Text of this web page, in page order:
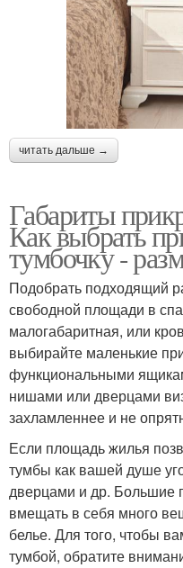
читать дальше →
Габариты
Как выбрать
тумбочку -
Подобрать подходящий
свободной площади в
малогабаритная, или
выбирайте маленькие
функциональными
нишами или дверцами
захламленнее и не
Если площадь жилья
тумбы как вашей душе
дверцами и др. Большие
вмещать в себя много
белье. Для того, чтобы
тумбой, обратите